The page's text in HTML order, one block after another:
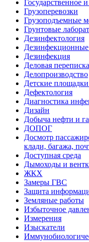
Государственное
Грузоперевозки
Грузоподъемные
Грунтовые
Дезинфектология
Дезинфекция
Деловая переписка
Делопроизводство
Детские
Дефектология
Диагностика
Дизайн
Добыча нефти и
ДОПОГ
Досмотр
клади, багажа,
Доступная среда
Дымоходы и
ЖКХ
Замеры ГВС
Защита
Земляные работы
Избыточное
Измерения
Изыскатели